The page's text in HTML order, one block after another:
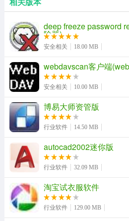
2、出门条管理；
deep freeze password
除器)
安全相关 18.00 MB
webdavscan客户端
安全相关 10.00 MB
博易大师资管版
行业软件 14.50 MB
autocad2002迷你版
行业软件 32.09 MB
淘宝试衣服软件
行业软件 129.00 MB